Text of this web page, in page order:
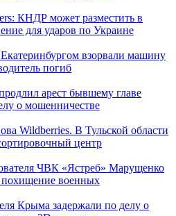
КНДР может разместить в
для ударов по Украине
взорвали машину
погиб
арест бывшему главе
о мошенничестве
Wildberries. В Тульской области
центр
ЧВК «Ястреб» Марущенко
похищение военных
Крыма задержали по делу о